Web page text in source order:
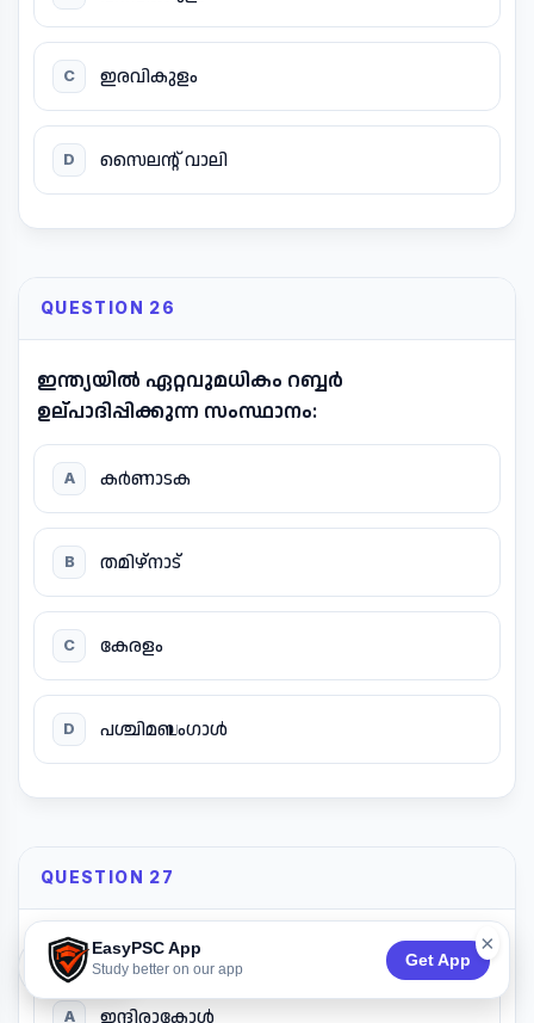
EasyPSC App
Study better on our app
Get App
×
74:53
C ഇരവികുളം
D സൈലന്റ് വാലി
QUESTION 26
ഇന്ത്യയിൽ ഏറ്റവുമധികം റബ്ബർ
ഉല്പാദിപ്പിക്കുന്ന സംസ്ഥാനം:
A കർണാടക
B തമിഴ്നാട്
C കേരളം
D പശ്ചിമബംഗാൾ
QUESTION 27
ഇന്ത്യയുടെ വടക്കേ അറ്റം അറിയപ്പെടുന്നത്:
A ഇന്ദിരാകോൾ